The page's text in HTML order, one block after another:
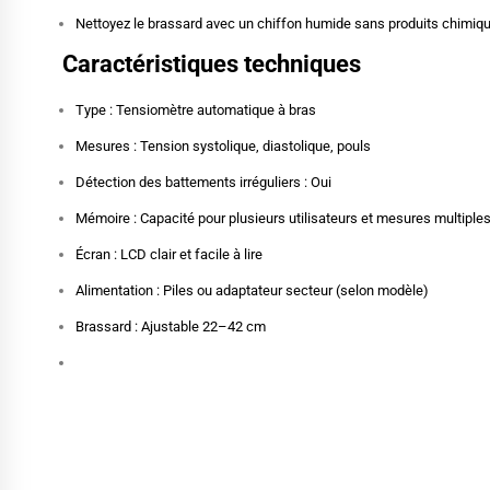
Nettoyez le brassard avec un chiffon humide sans produits
Caractéristiques techniques
Type : Tensiomètre automatique à bras
Mesures : Tension systolique, diastolique, pouls
Détection des battements irréguliers : Oui
Mémoire : Capacité pour plusieurs utilisateurs et mesures multiples
Écran : LCD clair et facile à lire
Alimentation : Piles ou adaptateur secteur (selon modèle)
Brassard : Ajustable 22–42 cm